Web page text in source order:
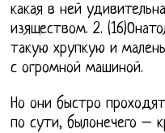
какая в ней
изяществом. 2.
такую хрупкую и
с огромной машиной.
Но они быстро
по сути, былонечего –